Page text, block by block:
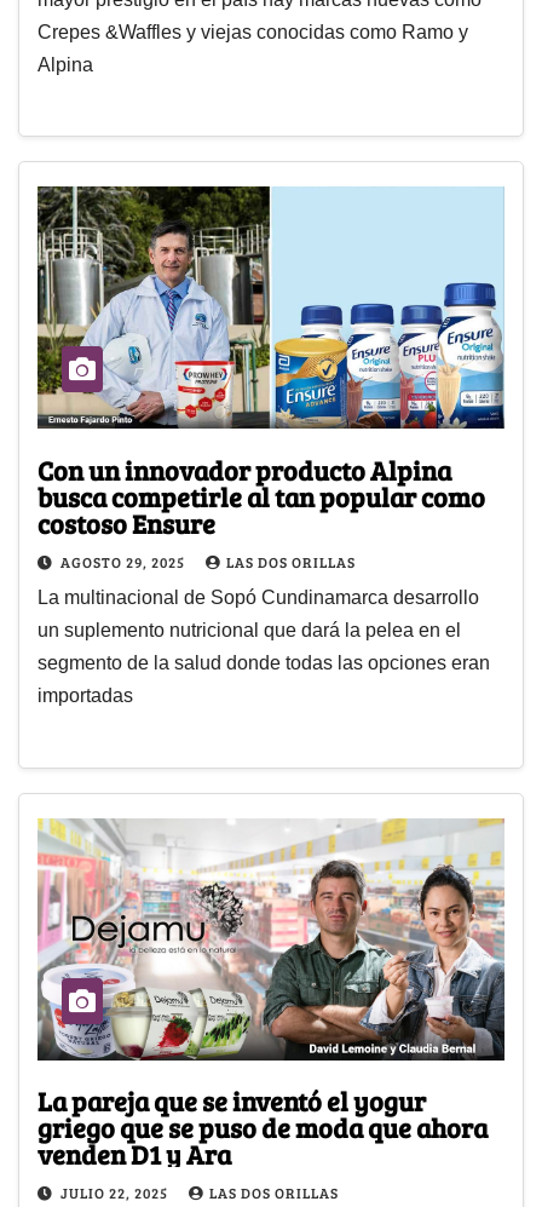
Crepes &Waffles y viejas conocidas como Ramo y
Alpina
Con un innovador producto Alpina
busca competirle al tan popular como
costoso Ensure
AGOSTO 29, 2025 LAS DOS ORILLAS
La multinacional de Sopó Cundinamarca desarrollo
un suplemento nutricional que dará la pelea en el
segmento de la salud donde todas las opciones eran
importadas
La pareja que se inventó el yogur
griego que se puso de moda que ahora
venden D1 y Ara
JULIO 22, 2025 LAS DOS ORILLAS